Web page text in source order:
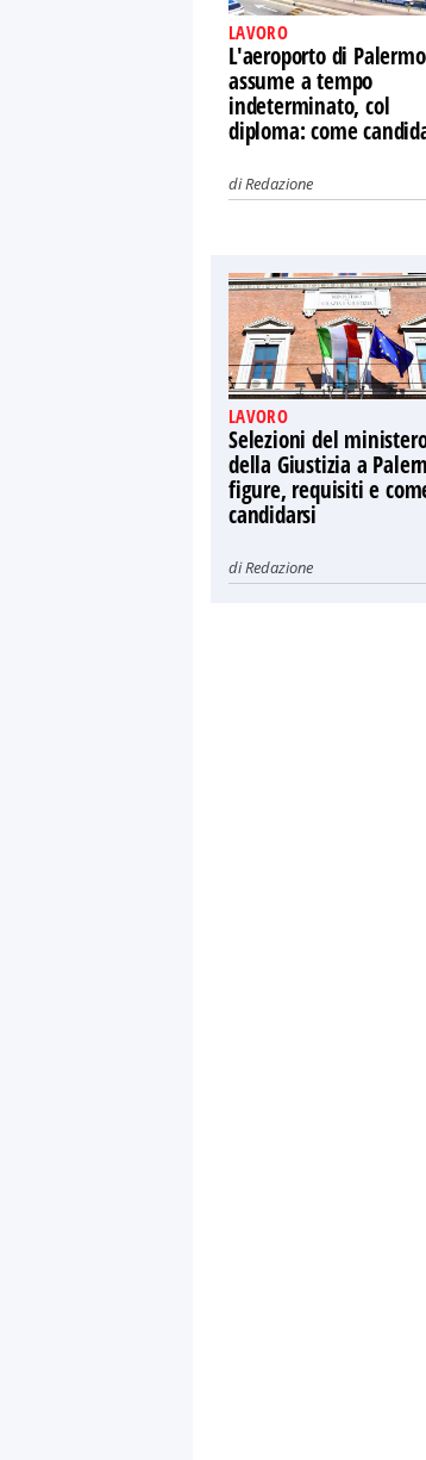
LAVORO
L'aeroporto di Palermo
assume a tempo
indeterminato, col
diploma: come
diRedazione
LAVORO
Selezioni del
della Giustizia a
figure, requisiti e
candidarsi
diRedazione